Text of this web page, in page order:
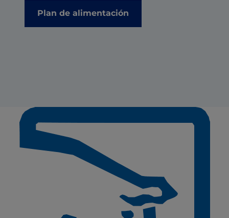
Plan de alimentación